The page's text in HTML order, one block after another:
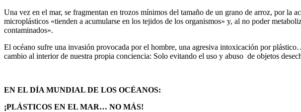
Una vez en el mar, se fragmentan en trozos mínimos del tamaño de un grano de arroz, por
microplásticos «tienden a acumularse en los tejidos de los organismos» y, al no poder
contaminados».
El océano sufre una invasión provocada por el hombre, una agresiva intoxicación por
cambio al interior de nuestra propia conciencia: Solo evitando el uso y abuso de objetos
EN EL DÍA MUNDIAL DE LOS OCÉANOS:
¡PLÁSTICOS EN EL MAR… NO MÁS!